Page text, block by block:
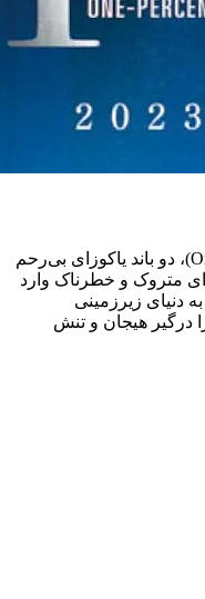
در فیلم اکشن «یک درصد» (One Percenter)، دو باند یاکوزای بی‌رحم
متروک و خطرناک وارد
دنیای زیرزمینی
درگیر هیجان و تنش